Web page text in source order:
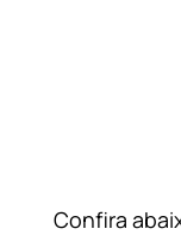
Confira